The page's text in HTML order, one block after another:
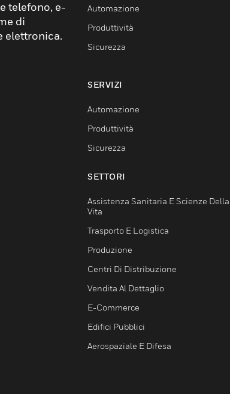
telefono, e-
di
elettronica.
Automazione
Produttività
Sicurezza
SERVIZI
Automazione
Produttività
Sicurezza
SETTORI
Assistenza Sanitaria E Scienze Della
Vita
Trasporto E Logistica
Produzione
Centri Di Distribuzione
Vendita Al Dettaglio
E-Commerce
Edifici Pubblici
Aerospaziale E Difesa